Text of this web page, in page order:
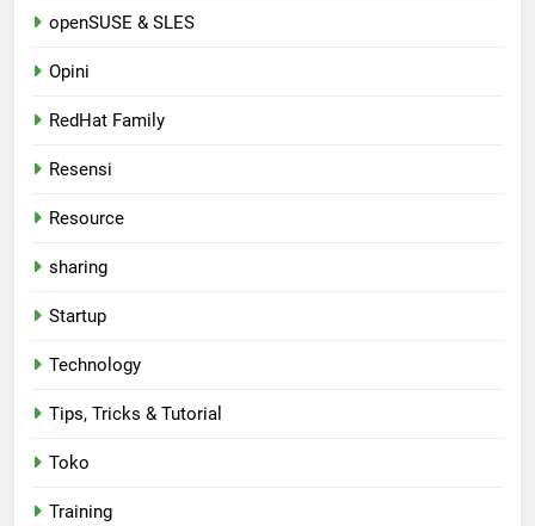
openSUSE & SLES
Opini
RedHat Family
Resensi
Resource
sharing
Startup
Technology
Tips, Tricks & Tutorial
Toko
Training